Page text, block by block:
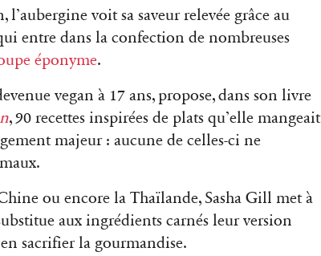
voit sa saveur relevée grâce au
entre dans la confection de nombreuses
éponyme.
vegan à 17 ans, propose, dans son livre
, 90 recettes inspirées de plats qu’elle mangeait
majeur : aucune de celles-ci ne
ou encore la Thaïlande, Sasha Gill met à
aux ingrédients carnés leur version
sacrifier la gourmandise.